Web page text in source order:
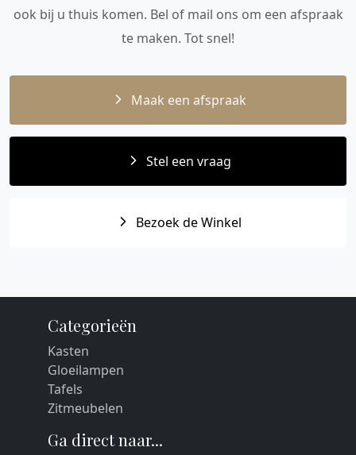
ook bij u thuis komen. Bel of mail ons om een afspraak
te maken. Tot snel!
Maak een afspraak
Stel een vraag
Bezoek de Winkel
Categorieën
Kasten
Gloeilampen
Tafels
Zitmeubelen
Ga direct naar...